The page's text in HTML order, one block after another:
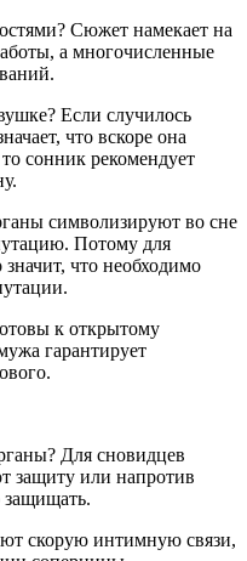
Сюжет намекает на
а многочисленные
Если случилось
что вскоре она
сонник рекомендует
символизируют во сне
Потому для
что необходимо
к открытому
гарантирует
Для сновидцев
защиту или напротив
защищать.
скорую интимную связи,